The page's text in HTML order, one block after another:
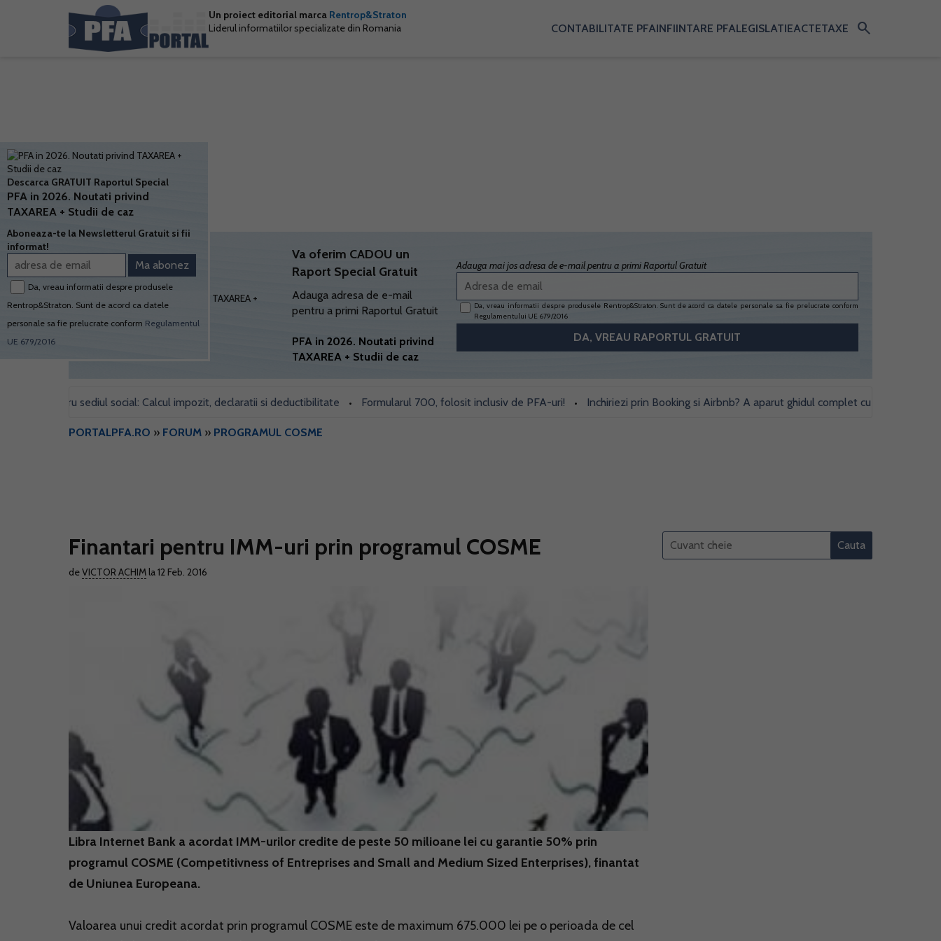
Un proiect editorial marca Rentrop&Straton
Liderul informatiilor specializate din Romania
CONTABILITATE PFAINFIINTARE PFALEGISLATIEACTETAXE search
Va oferim CADOU un
Raport Special Gratuit
Adauga adresa de e-mail
pentru a primi Raportul Gratuit
PFA in 2026. Noutati privind
TAXAREA + Studii de caz
Adauga mai jos adresa de e-mail pentru a primi Raportul Gratuit
Da, vreau informatii despre produsele Rentrop&Straton. Sunt de acord ca datele personale sa fie prelucrate conform
Regulamentului UE 679/2016
pentru sediul social: Calcul impozit, declaratii si deductibilitate • Formularul 700, folosit inclusiv de PFA-uri! • Inchiriezi prin Booking si Airbnb? A aparut ghidul complet cu obligatii fiscale si
PORTALPFA.RO » FORUM » PROGRAMUL COSME
Finantari pentru IMM-uri prin programul COSME
deVICTOR ACHIM la 12 Feb. 2016
Libra Internet Bank a acordat IMM-urilor credite de peste 50 milioane lei cu garantie 50% prin
programul COSME (Competitivness of Entreprises and Small and Medium Sized Enterprises), finantat
de Uniunea Europeana.
Valoarea unui credit acordat prin programul COSME este de maximum 675.000 lei pe o perioada de cel
Descarca GRATUIT Raportul Special
PFA in 2026. Noutati privind
TAXAREA + Studii de caz
Aboneaza-te la Newsletterul Gratuit si fii
informat!
Da, vreau informatii despre produsele
Rentrop&Straton. Sunt de acord ca datele
personale sa fie prelucrate conform Regulamentul
UE 679/2016